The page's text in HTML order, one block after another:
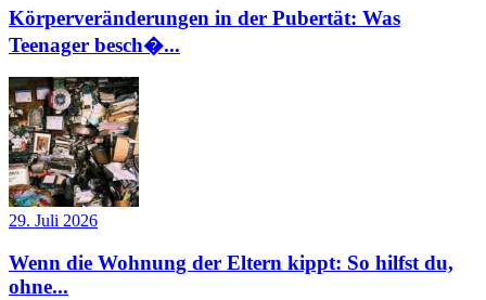
Körperveränderungen in der Pubertät: Was
Teenager besch�...
29. Juli 2026
Wenn die Wohnung der Eltern kippt: So hilfst du,
ohne...